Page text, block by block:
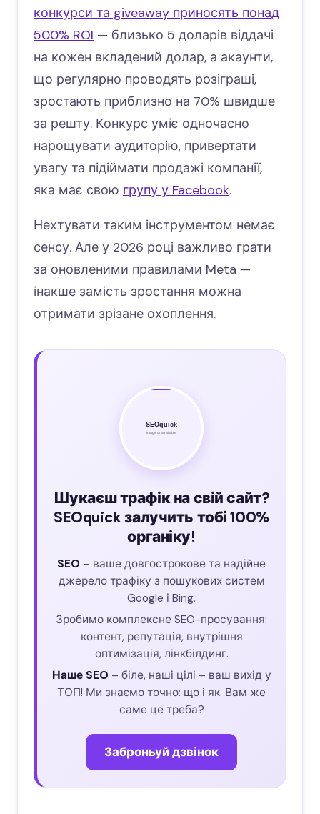
конкурси та giveaway приносять понад
500% ROI — близько 5 доларів віддачі
на кожен вкладений долар, а акаунти,
що регулярно проводять розіграші,
зростають приблизно на 70% швидше
за решту. Конкурс уміє одночасно
нарощувати аудиторію, привертати
увагу та підіймати продажі компанії,
яка має свою групу у Facebook.
Нехтувати таким інструментом немає
сенсу. Але у 2026 році важливо грати
за оновленими правилами Meta —
інакше замість зростання можна
отримати зрізане охоплення.
Шукаєш трафік на свій сайт?
SEOquick залучить тобі 100%
органіку!
SEO – ваше довгострокове та надійне
джерело трафіку з пошукових систем
Google і Bing.
Зробимо комплексне SEO-просування:
контент, репутація, внутрішня
оптимізація, лінкбілдинг.
Наше SEO – біле, наші цілі – ваш вихід у
ТОП! Ми знаємо точно: що і як. Вам же
саме це треба?
Заброньуй дзвінок